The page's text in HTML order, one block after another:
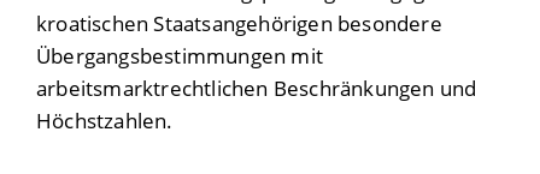
kroatischen Staatsangehörigen besondere
Übergangsbestimmungen mit
arbeitsmarktrechtlichen Beschränkungen und
Höchstzahlen.